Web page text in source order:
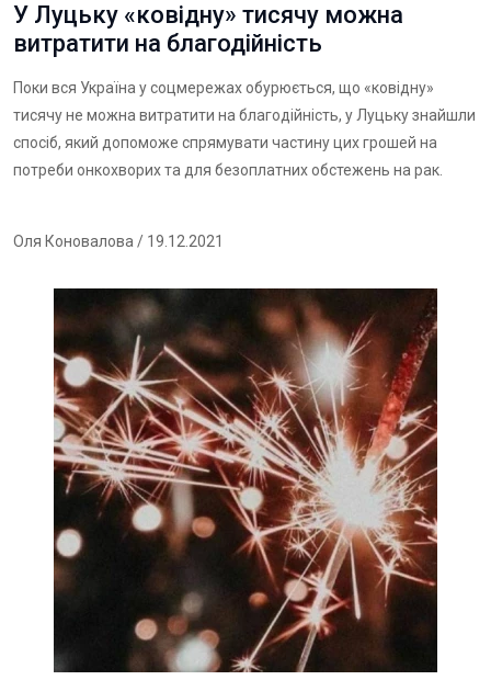
У Луцьку «ковідну» тисячу можна
витратити на благодійність
Поки вся Україна у соцмережах обурюється, що «ковідну»
тисячу не можна витратити на благодійність, у Луцьку знайшли
спосіб, який допоможе спрямувати частину цих грошей на
потреби онкохворих та для безоплатних обстежень на рак.
Оля Коновалова / 19.12.2021